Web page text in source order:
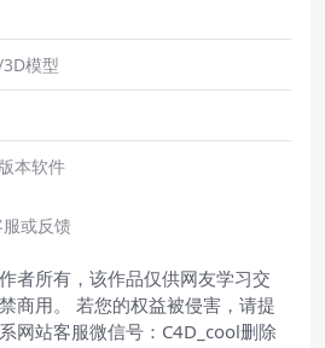
模型
本软件
或反馈
者所有，该作品仅供网友学习交
商用。 若您的权益被侵害，请提
网站客服微信号：C4D_cool删除